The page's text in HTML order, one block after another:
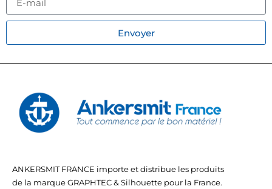
Envoyer
ANKERSMIT FRANCE importe et distribue les produits
de la marque GRAPHTEC & Silhouette pour la France.